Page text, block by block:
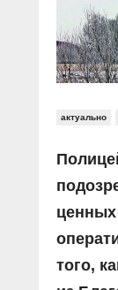
Прямой
В знании
Газета
Журнал
О
Контакты
актуально
ценных
того,